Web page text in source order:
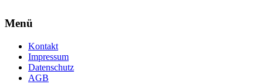
Menü
Kontakt
Impressum
Datenschutz
AGB